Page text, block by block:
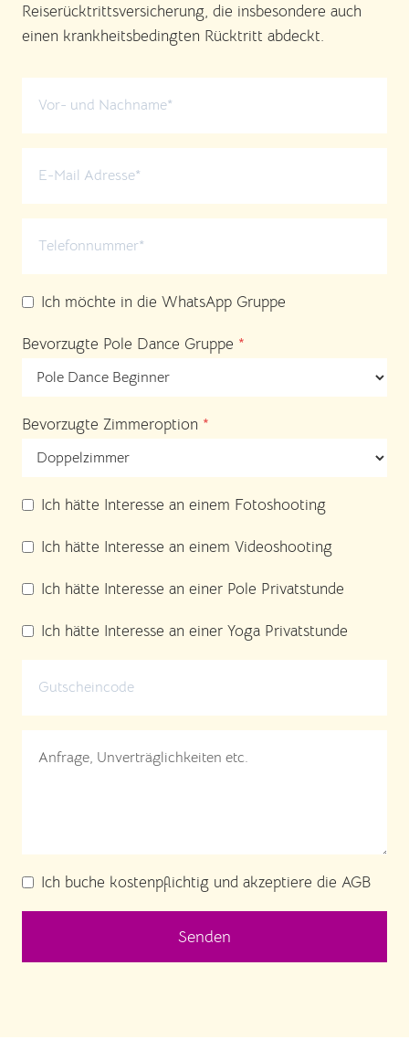
Reiserücktrittsversicherung, die insbesondere auch
einen krankheitsbedingten Rücktritt abdeckt.
Ich möchte in die WhatsApp Gruppe
Bevorzugte Pole Dance Gruppe *
Bevorzugte Zimmeroption *
Ich hätte Interesse an einem Fotoshooting
Ich hätte Interesse an einem Videoshooting
Ich hätte Interesse an einer Pole Privatstunde
Ich hätte Interesse an einer Yoga Privatstunde
Ich buche kostenpflichtig und akzeptiere die AGB
Senden